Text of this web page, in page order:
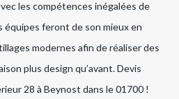
les compétences inégalées de
équipes feront de son mieux en
modernes afin de réaliser des
plus design qu’avant. Devis
28 à Beynost dans le 01700 !